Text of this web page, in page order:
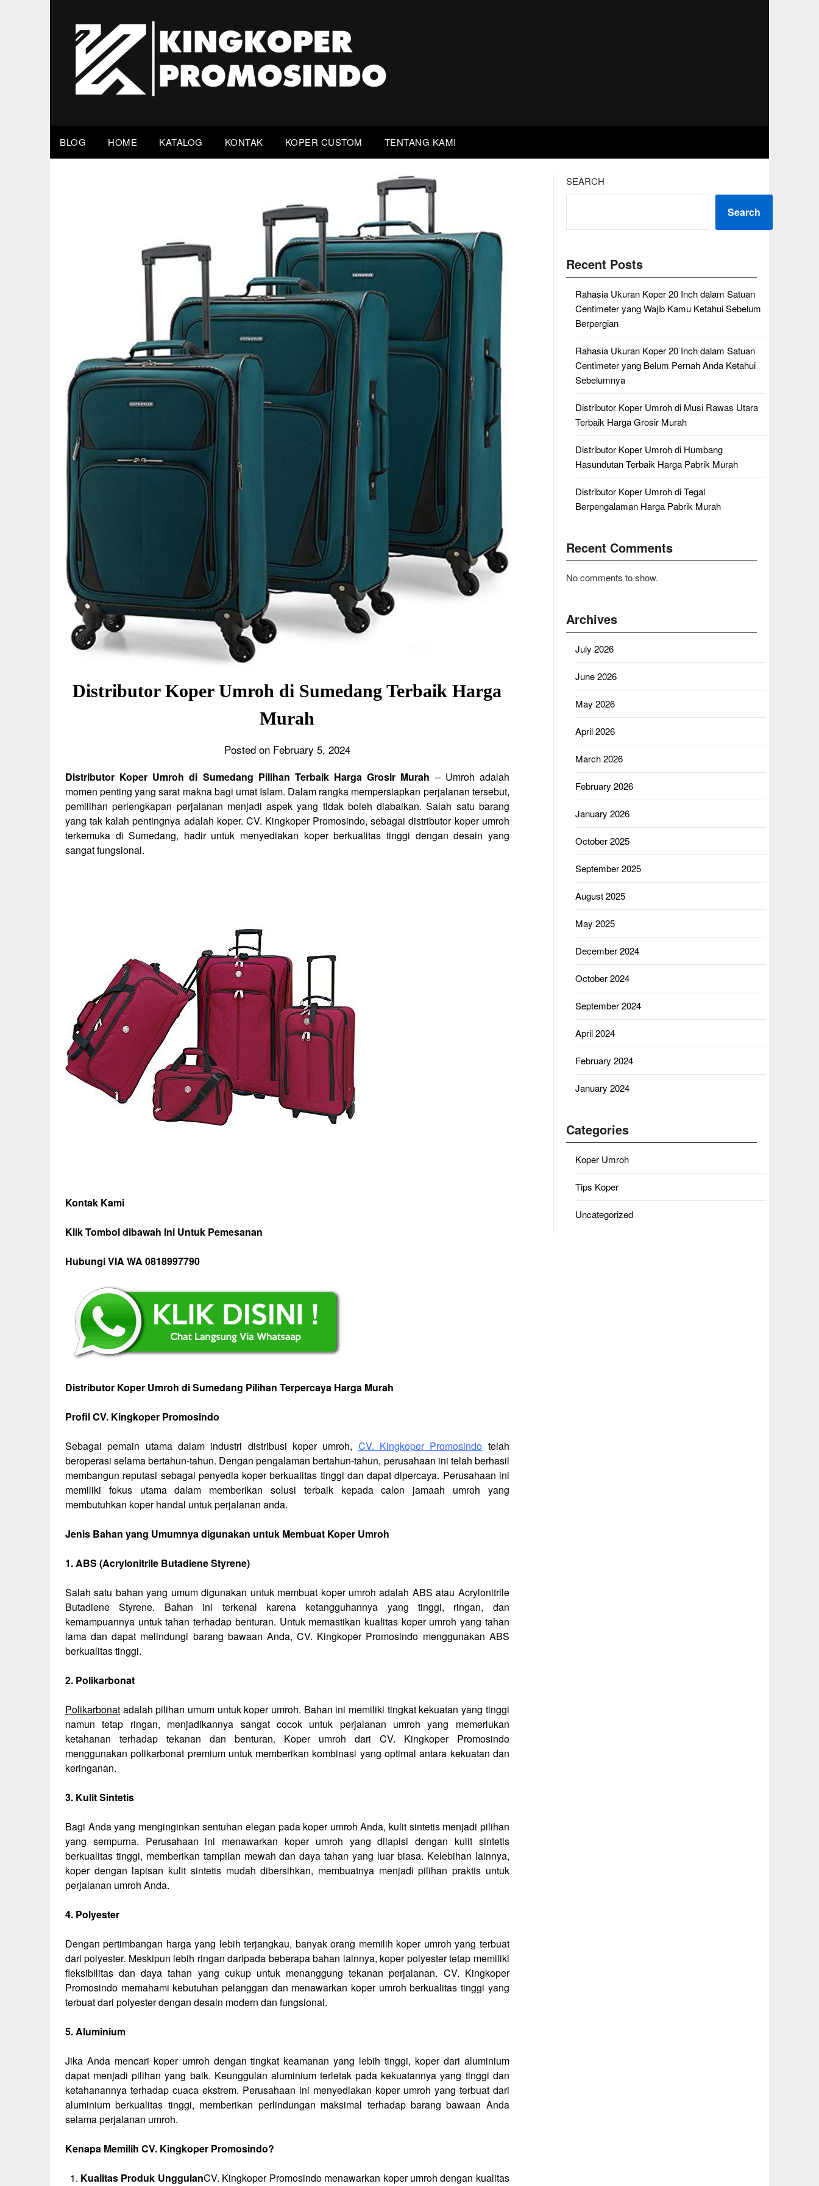
BLOG HOME KATALOG KONTAK KOPER CUSTOM TENTANG KAMI
Distributor Koper Umroh di Sumedang Terbaik Harga
Murah
Posted on February 5, 2024
Distributor Koper Umroh di Sumedang Pilihan Terbaik Harga Grosir Murah – Umroh adalah
momen penting yang sarat makna bagi umat Islam. Dalam rangka mempersiapkan perjalanan tersebut,
pemilihan perlengkapan perjalanan menjadi aspek yang tidak boleh diabaikan. Salah satu barang
yang tak kalah pentingnya adalah koper. CV. Kingkoper Promosindo, sebagai distributor koper umroh
terkemuka di Sumedang, hadir untuk menyediakan koper berkualitas tinggi dengan desain yang
sangat fungsional.
Kontak Kami
Klik Tombol dibawah Ini Untuk Pemesanan
Hubungi VIA WA 0818997790
Distributor Koper Umroh di Sumedang Pilihan Terpercaya Harga Murah
Profil CV. Kingkoper Promosindo
Sebagai pemain utama dalam industri distribusi koper umroh, CV. Kingkoper Promosindo telah
beroperasi selama bertahun-tahun. Dengan pengalaman bertahun-tahun, perusahaan ini telah berhasil
membangun reputasi sebagai penyedia koper berkualitas tinggi dan dapat dipercaya. Perusahaan ini
memiliki fokus utama dalam memberikan solusi terbaik kepada calon jamaah umroh yang
membutuhkan koper handal untuk perjalanan anda.
Jenis Bahan yang Umumnya digunakan untuk Membuat Koper Umroh
1. ABS (Acrylonitrile Butadiene Styrene)
Salah satu bahan yang umum digunakan untuk membuat koper umroh adalah ABS atau Acrylonitrile
Butadiene Styrene. Bahan ini terkenal karena ketangguhannya yang tinggi, ringan, dan
kemampuannya untuk tahan terhadap benturan. Untuk memastikan kualitas koper umroh yang tahan
lama dan dapat melindungi barang bawaan Anda, CV. Kingkoper Promosindo menggunakan ABS
berkualitas tinggi.
2. Polikarbonat
Polikarbonat adalah pilihan umum untuk koper umroh. Bahan ini memiliki tingkat kekuatan yang tinggi
namun tetap ringan, menjadikannya sangat cocok untuk perjalanan umroh yang memerlukan
ketahanan terhadap tekanan dan benturan. Koper umroh dari CV. Kingkoper Promosindo
menggunakan polikarbonat premium untuk memberikan kombinasi yang optimal antara kekuatan dan
keringanan.
3. Kulit Sintetis
Bagi Anda yang menginginkan sentuhan elegan pada koper umroh Anda, kulit sintetis menjadi pilihan
yang sempurna. Perusahaan ini menawarkan koper umroh yang dilapisi dengan kulit sintetis
berkualitas tinggi, memberikan tampilan mewah dan daya tahan yang luar biasa. Kelebihan lainnya,
koper dengan lapisan kulit sintetis mudah dibersihkan, membuatnya menjadi pilihan praktis untuk
perjalanan umroh Anda.
4. Polyester
Dengan pertimbangan harga yang lebih terjangkau, banyak orang memilih koper umroh yang terbuat
dari polyester. Meskipun lebih ringan daripada beberapa bahan lainnya, koper polyester tetap memiliki
fleksibilitas dan daya tahan yang cukup untuk menanggung tekanan perjalanan. CV. Kingkoper
Promosindo memahami kebutuhan pelanggan dan menawarkan koper umroh berkualitas tinggi yang
terbuat dari polyester dengan desain modern dan fungsional.
5. Aluminium
Jika Anda mencari koper umroh dengan tingkat keamanan yang lebih tinggi, koper dari aluminium
dapat menjadi pilihan yang baik. Keunggulan aluminium terletak pada kekuatannya yang tinggi dan
ketahanannya terhadap cuaca ekstrem. Perusahaan ini menyediakan koper umroh yang terbuat dari
aluminium berkualitas tinggi, memberikan perlindungan maksimal terhadap barang bawaan Anda
selama perjalanan umroh.
Kenapa Memilih CV. Kingkoper Promosindo?
Kualitas Produk UnggulanCV. Kingkoper Promosindo menawarkan koper umroh dengan kualitas
SEARCH
Search
Recent Posts
Rahasia Ukuran Koper 20 Inch dalam Satuan
Centimeter yang Wajib Kamu Ketahui Sebelum
Berpergian
Rahasia Ukuran Koper 20 Inch dalam Satuan
Centimeter yang Belum Pernah Anda Ketahui
Sebelumnya
Distributor Koper Umroh di Musi Rawas Utara
Terbaik Harga Grosir Murah
Distributor Koper Umroh di Humbang
Hasundutan Terbaik Harga Pabrik Murah
Distributor Koper Umroh di Tegal
Berpengalaman Harga Pabrik Murah
Recent Comments
No comments to show.
Archives
July 2026
June 2026
May 2026
April 2026
March 2026
February 2026
January 2026
October 2025
September 2025
August 2025
May 2025
December 2024
October 2024
September 2024
April 2024
February 2024
January 2024
Categories
Koper Umroh
Tips Koper
Uncategorized